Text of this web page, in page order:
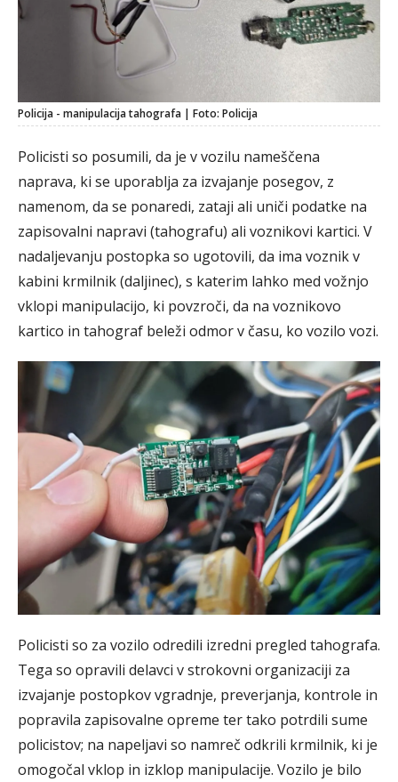
Policija - manipulacija tahografa | Foto: Policija
Policisti so posumili, da je v vozilu nameščena
naprava, ki se uporablja za izvajanje posegov, z
namenom, da se ponaredi, zataji ali uniči podatke na
zapisovalni napravi (tahografu) ali voznikovi kartici. V
nadaljevanju postopka so ugotovili, da ima voznik v
kabini krmilnik (daljinec), s katerim lahko med vožnjo
vklopi manipulacijo, ki povzroči, da na voznikovo
kartico in tahograf beleži odmor v času, ko vozilo vozi.
Policisti so za vozilo odredili izredni pregled tahografa.
Tega so opravili delavci v strokovni organizaciji za
izvajanje postopkov vgradnje, preverjanja, kontrole in
popravila zapisovalne opreme ter tako potrdili sume
policistov; na napeljavi so namreč odkrili krmilnik, ki je
omogočal vklop in izklop manipulacije. Vozilo je bilo